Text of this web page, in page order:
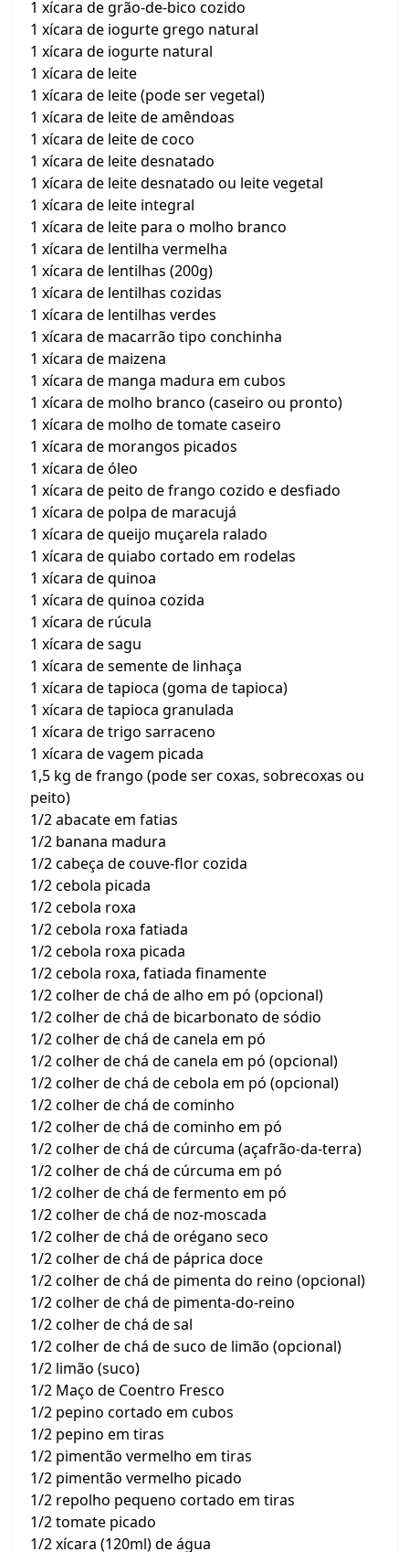
1 xícara de grão-de-bico cozido
1 xícara de iogurte grego natural
1 xícara de iogurte natural
1 xícara de leite
1 xícara de leite (pode ser vegetal)
1 xícara de leite de amêndoas
1 xícara de leite de coco
1 xícara de leite desnatado
1 xícara de leite desnatado ou leite vegetal
1 xícara de leite integral
1 xícara de leite para o molho branco
1 xícara de lentilha vermelha
1 xícara de lentilhas (200g)
1 xícara de lentilhas cozidas
1 xícara de lentilhas verdes
1 xícara de macarrão tipo conchinha
1 xícara de maizena
1 xícara de manga madura em cubos
1 xícara de molho branco (caseiro ou pronto)
1 xícara de molho de tomate caseiro
1 xícara de morangos picados
1 xícara de óleo
1 xícara de peito de frango cozido e desfiado
1 xícara de polpa de maracujá
1 xícara de queijo muçarela ralado
1 xícara de quiabo cortado em rodelas
1 xícara de quinoa
1 xícara de quinoa cozida
1 xícara de rúcula
1 xícara de sagu
1 xícara de semente de linhaça
1 xícara de tapioca (goma de tapioca)
1 xícara de tapioca granulada
1 xícara de trigo sarraceno
1 xícara de vagem picada
1,5 kg de frango (pode ser coxas, sobrecoxas ou
peito)
1/2 abacate em fatias
1/2 banana madura
1/2 cabeça de couve-flor cozida
1/2 cebola picada
1/2 cebola roxa
1/2 cebola roxa fatiada
1/2 cebola roxa picada
1/2 cebola roxa, fatiada finamente
1/2 colher de chá de alho em pó (opcional)
1/2 colher de chá de bicarbonato de sódio
1/2 colher de chá de canela em pó
1/2 colher de chá de canela em pó (opcional)
1/2 colher de chá de cebola em pó (opcional)
1/2 colher de chá de cominho
1/2 colher de chá de cominho em pó
1/2 colher de chá de cúrcuma (açafrão-da-terra)
1/2 colher de chá de cúrcuma em pó
1/2 colher de chá de fermento em pó
1/2 colher de chá de noz-moscada
1/2 colher de chá de orégano seco
1/2 colher de chá de páprica doce
1/2 colher de chá de pimenta do reino (opcional)
1/2 colher de chá de pimenta-do-reino
1/2 colher de chá de sal
1/2 colher de chá de suco de limão (opcional)
1/2 limão (suco)
1/2 Maço de Coentro Fresco
1/2 pepino cortado em cubos
1/2 pepino em tiras
1/2 pimentão vermelho em tiras
1/2 pimentão vermelho picado
1/2 repolho pequeno cortado em tiras
1/2 tomate picado
1/2 xícara (120ml) de água